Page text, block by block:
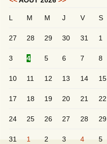
Messieurs 2ème série
Messieurs Golden
L M M J V S
27 28 29 30 31 1
3 4 5 6 7 8
10 11 12 13 14 15
17 18 19 20 21 22
24 25 26 27 28 29
31 1 2 3 4 5